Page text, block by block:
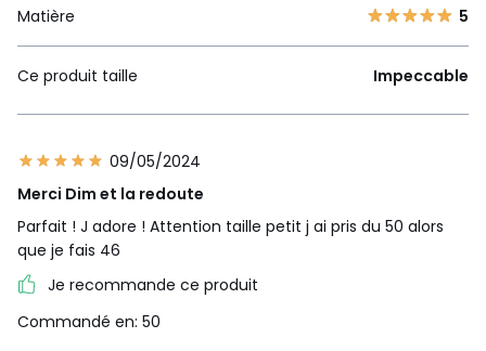
Matière 5
Ce produit taille Impeccable
09/05/2024
Merci Dim et la redoute
Parfait ! J adore ! Attention taille petit j ai pris du 50 alors
que je fais 46
Je recommande ce produit
Commandé en: 50